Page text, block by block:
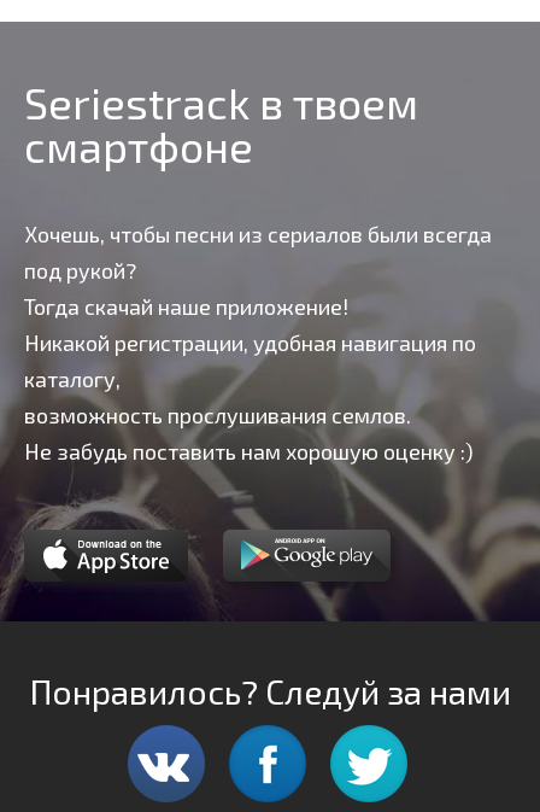
Seriestrack в твоем
смартфоне
Хочешь, чтобы песни из сериалов были всегда
под рукой?
Тогда скачай наше приложение!
Никакой регистрации, удобная навигация по
каталогу,
возможность прослушивания семлов.
Не забудь поставить нам хорошую оценку :)
Понравилось? Следуй за нами